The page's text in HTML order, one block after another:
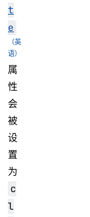
t
e
属
性
会
被
设
置
为
c
l